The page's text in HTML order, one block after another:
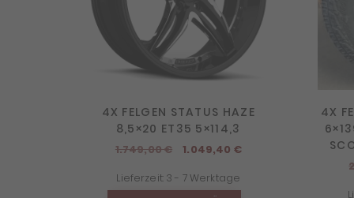
4X FELGEN STATUS HAZE
8,5×20 ET35 5×114,3
1.749,00€
Ursprünglicher
war:
1.049,40 €Aktueller
Lieferzeit: 3 - 7 Werktage
4X